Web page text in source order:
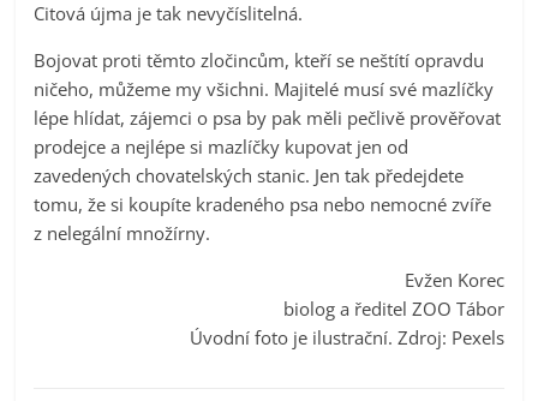
Citová újma je tak nevyčíslitelná.
Bojovat proti těmto zločincům, kteří se neštítí opravdu
ničeho, můžeme my všichni. Majitelé musí své mazlíčky
lépe hlídat, zájemci o psa by pak měli pečlivě prověřovat
prodejce a nejlépe si mazlíčky kupovat jen od
zavedených chovatelských stanic. Jen tak předejdete
tomu, že si koupíte kradeného psa nebo nemocné zvíře
z nelegální množírny.
Evžen Korec
biolog a ředitel ZOO Tábor
Úvodní foto je ilustrační. Zdroj: Pexels